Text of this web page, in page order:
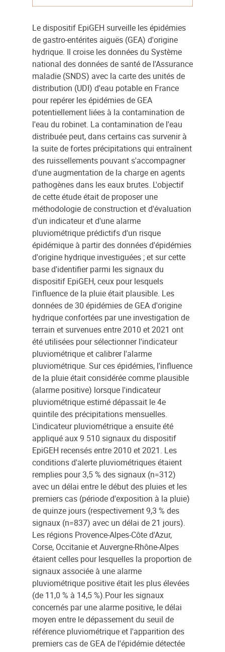
Le dispositif EpiGEH surveille les épidémies
de gastro-entérites aiguës (GEA) d'origine
hydrique. Il croise les données du Système
national des données de santé de l'Assurance
maladie (SNDS) avec la carte des unités de
distribution (UDI) d'eau potable en France
pour repérer les épidémies de GEA
potentiellement liées à la contamination de
l'eau du robinet. La contamination de l'eau
distribuée peut, dans certains cas survenir à
la suite de fortes précipitations qui entraînent
des ruissellements pouvant s'accompagner
d'une augmentation de la charge en agents
pathogènes dans les eaux brutes. L'objectif
de cette étude était de proposer une
méthodologie de construction et d'évaluation
d'un indicateur et d'une alarme
pluviométrique prédictifs d'un risque
épidémique à partir des données d'épidémies
d'origine hydrique investiguées ; et sur cette
base d'identifier parmi les signaux du
dispositif EpiGEH, ceux pour lesquels
l'influence de la pluie était plausible. Les
données de 30 épidémies de GEA d'origine
hydrique confortées par une investigation de
terrain et survenues entre 2010 et 2021 ont
été utilisées pour sélectionner l'indicateur
pluviométrique et calibrer l'alarme
pluviométrique. Sur ces épidémies, l'influence
de la pluie était considérée comme plausible
(alarme positive) lorsque l'indicateur
pluviométrique estimé dépassait le 4e
quintile des précipitations mensuelles.
L'indicateur pluviométrique a ensuite été
appliqué aux 9 510 signaux du dispositif
EpiGEH recensés entre 2010 et 2021. Les
conditions d'alerte pluviométriques étaient
remplies pour 3,5 % des signaux (n=312)
avec un délai entre le début des pluies et les
premiers cas (période d'exposition à la pluie)
de quinze jours (respectivement 9,3 % des
signaux (n=837) avec un délai de 21 jours).
Les régions Provence-Alpes-Côte d'Azur,
Corse, Occitanie et Auvergne-Rhône-Alpes
étaient celles pour lesquelles la proportion de
signaux associée à une alarme
pluviométrique positive était les plus élevées
(de 11,0 % à 14,5 %).Pour les signaux
concernés par une alarme positive, le délai
moyen entre le dépassement du seuil de
référence pluviométrique et l'apparition des
premiers cas de GEA de l'épidémie détectée